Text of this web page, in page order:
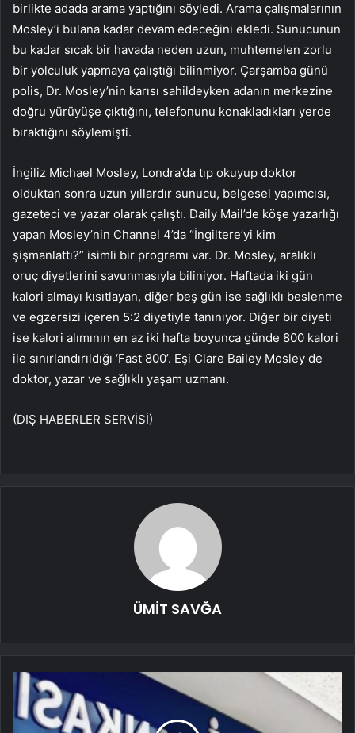
birlikte adada arama yaptığını söyledi. Arama çalışmalarının
Mosley’i bulana kadar devam edeceğini ekledi. Sunucunun
bu kadar sıcak bir havada neden uzun, muhtemelen zorlu
bir yolculuk yapmaya çalıştığı bilinmiyor. Çarşamba günü
polis, Dr. Mosley’nin karısı sahildeyken adanın merkezine
doğru yürüyüşe çıktığını, telefonunu konakladıkları yerde
bıraktığını söylemişti.
İngiliz Michael Mosley, Londra’da tıp okuyup doktor
olduktan sonra uzun yıllardır sunucu, belgesel yapımcısı,
gazeteci ve yazar olarak çalıştı. Daily Mail’de köşe yazarlığı
yapan Mosley’nin Channel 4’da “İngiltere’yi kim
şişmanlattı?” isimli bir programı var. Dr. Mosley, aralıklı
oruç diyetlerini savunmasıyla biliniyor. Haftada iki gün
kalori almayı kısıtlayan, diğer beş gün ise sağlıklı beslenme
ve egzersizi içeren 5:2 diyetiyle tanınıyor. Diğer bir diyeti
ise kalori alımının en az iki hafta boyunca günde 800 kalori
ile sınırlandırıldığı ‘Fast 800’. Eşi Clare Bailey Mosley de
doktor, yazar ve sağlıklı yaşam uzmanı.
(DIŞ HABERLER SERVİSİ)
ÜMİT SAVĞA